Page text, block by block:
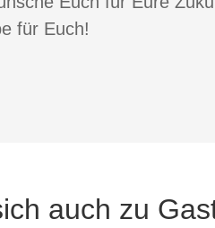
für Euch!
auch zu